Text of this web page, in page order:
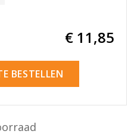
€ 11,85
BESTELLEN